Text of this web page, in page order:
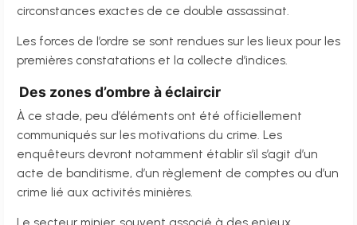
circonstances exactes de ce double assassinat.
Les forces de l’ordre se sont rendues sur les lieux pour les
premières constatations et la collecte d’indices.
Des zones d’ombre à éclaircir
À ce stade, peu d’éléments ont été officiellement
communiqués sur les motivations du crime. Les
enquêteurs devront notamment établir s’il s’agit d’un
acte de banditisme, d’un règlement de comptes ou d’un
crime lié aux activités minières.